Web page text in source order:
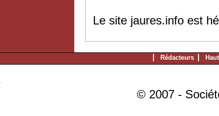
Le site jaures.info est
Rédacteurs
© 2007 -